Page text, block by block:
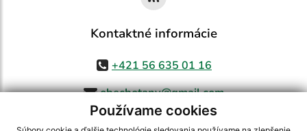
Používame cookies
Kontaktné informácie
+421 56 635 01 16
obecbotany@gmail.com